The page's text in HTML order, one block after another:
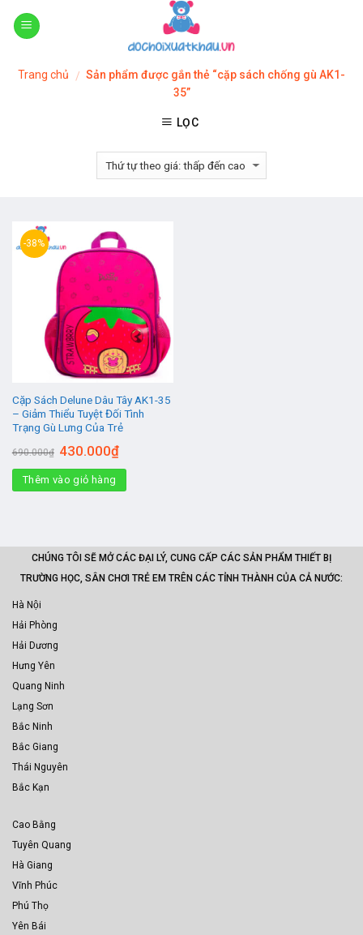
Skip
Trang chủ / Sản phẩm được gắn thẻ “cặp sách chống gù AK1-
35”
LỌC
-38%
Cặp Sách Delune Dâu Tây AK1-35
– Giảm Thiểu Tuyệt Đối Tình
Trạng Gù Lưng Của Trẻ
690.000₫ Giá
gốc
là:
690.000₫.
430.000₫Giá
tại
430.000₫.
Thêm vào giỏ hàng
CHÚNG TÔI SẼ MỞ CÁC ĐẠI LÝ, CUNG CẤP CÁC SẢN PHẨM THIẾT BỊ
TRƯỜNG HỌC, SÂN CHƠI TRẺ EM TRÊN CÁC TỈNH THÀNH CỦA CẢ NƯỚC:
Hà Nội
Hải Phòng
Hải Dương
Hưng Yên
Quang Ninh
Lạng Sơn
Bắc Ninh
Bắc Giang
Thái Nguyên
Bắc Kạn
Cao Bằng
Tuyên Quang
Hà Giang
Vĩnh Phúc
Phú Thọ
Yên Bái